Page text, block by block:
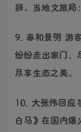
辞。当地文旅局
9. 春和景明 游
纷纷走出家门，
尽享生态之美。
10. 大张伟回应
白马》在国内爆